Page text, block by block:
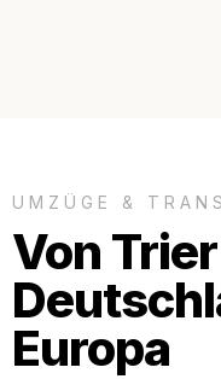
UMZÜGE &
Von
Europa